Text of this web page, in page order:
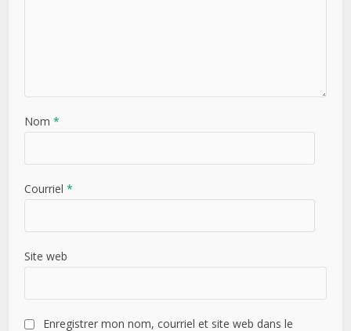
Nom*
Courriel*
Site web
Enregistrer mon nom, courriel et site web dans le